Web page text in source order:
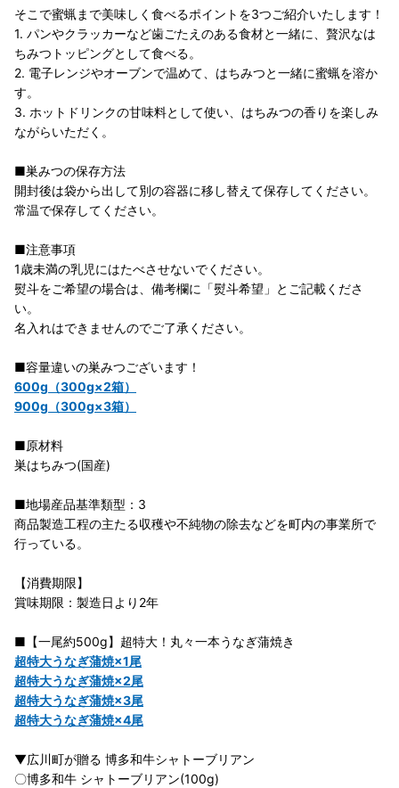
そこで蜜蝋まで美味しく食べるポイントを3つご紹介いたします！
1. パンやクラッカーなど歯ごたえのある食材と一緒に、贅沢なは
ちみつトッピングとして食べる。
2. 電子レンジやオーブンで温めて、はちみつと一緒に蜜蝋を溶か
す。
3. ホットドリンクの甘味料として使い、はちみつの香りを楽しみ
ながらいただく。
■巣みつの保存方法
開封後は袋から出して別の容器に移し替えて保存してください。
常温で保存してください。
■注意事項
1歳未満の乳児にはたべさせないでください。
熨斗をご希望の場合は、備考欄に「熨斗希望」とご記載くださ
い。
名入れはできませんのでご了承ください。
■容量違いの巣みつございます！
600g（300g×2箱）
900g（300g×3箱）
■原材料
巣はちみつ(国産)
■地場産品基準類型：3
商品製造工程の主たる収穫や不純物の除去などを町内の事業所で
行っている。
【消費期限】
賞味期限：製造日より2年
■【一尾約500g】超特大！丸々一本うなぎ蒲焼き
超特大うなぎ蒲焼×1尾
超特大うなぎ蒲焼×2尾
超特大うなぎ蒲焼×3尾
超特大うなぎ蒲焼×4尾
▼広川町が贈る 博多和牛シャトーブリアン
〇博多和牛 シャトーブリアン(100g)